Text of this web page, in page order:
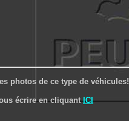
photos de ce type de véhicules!
écrire en cliquantICI